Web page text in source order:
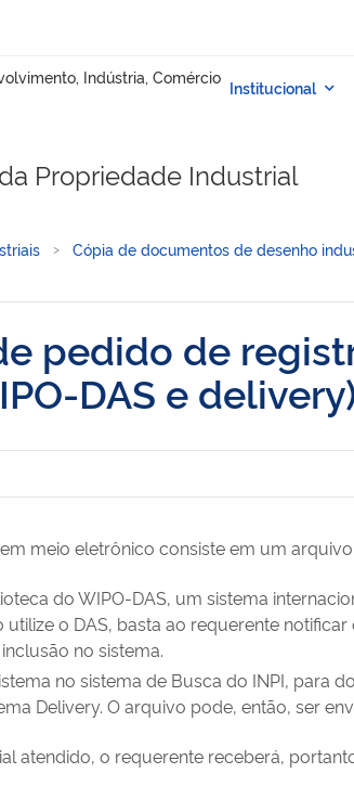
Propriedade Industrial
Cópia de documentos de desenho
pedido de
DAS e
meio eletrônico consiste em um
do WIPO-DAS, um sistema
utilize o DAS, basta ao requerente
no sistema.
no sistema de Busca do INPI, para
Delivery. O arquivo pode, então, ser
atendido, o requerente receberá,